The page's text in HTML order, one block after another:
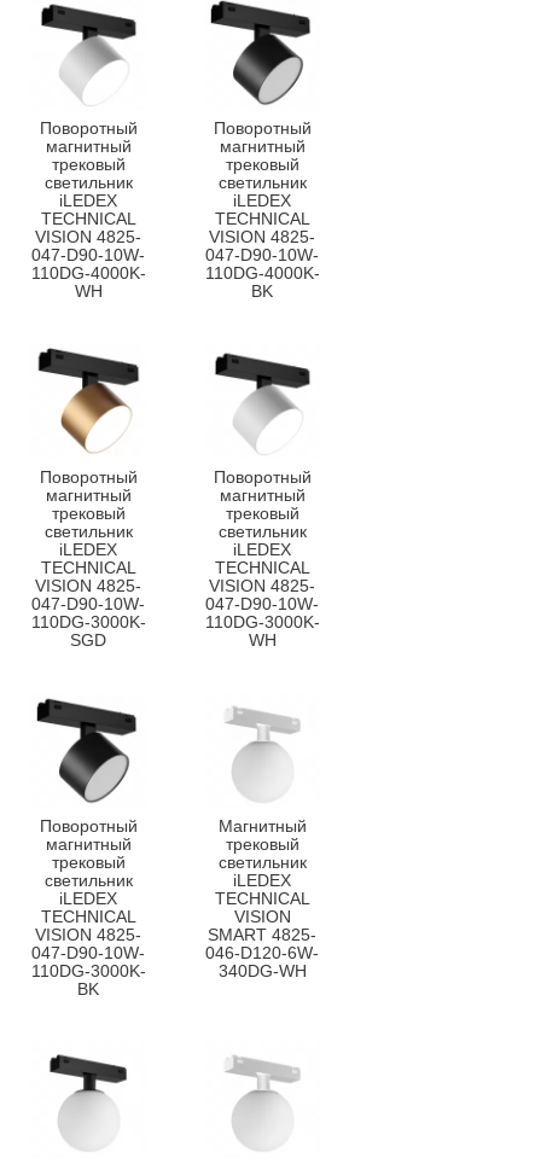
Поворотный
магнитный
трековый
светильник
iLEDEX
TECHNICAL
VISION 4825-
047-D90-10W-
110DG-4000K-
WH
Поворотный
магнитный
трековый
светильник
iLEDEX
TECHNICAL
VISION 4825-
047-D90-10W-
110DG-4000K-
BK
Поворотный
магнитный
трековый
светильник
iLEDEX
TECHNICAL
VISION 4825-
047-D90-10W-
110DG-3000K-
SGD
Поворотный
магнитный
трековый
светильник
iLEDEX
TECHNICAL
VISION 4825-
047-D90-10W-
110DG-3000K-
WH
Поворотный
магнитный
трековый
светильник
iLEDEX
TECHNICAL
VISION 4825-
047-D90-10W-
110DG-3000K-
BK
Магнитный
трековый
светильник
iLEDEX
TECHNICAL
VISION
SMART 4825-
046-D120-6W-
340DG-WH